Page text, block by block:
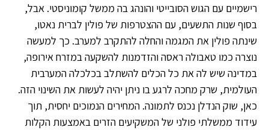
רישמיים עם הגוש הסובייטי והונהג בה ממשל קומוניסטי. אבל,
בסוף שנות התשעים, עם ההצטרפות של פולין לברית נאטו,
שינתה פולין את המגמה והחלה להתקרב למערב. כך למעשה
נוצרה כמו טאבולה ראסה והזדמנות להשקעה במזרח אירופה,
במדינה שיש לה את כל הכלים להשתלב בכלכלה המערבית
העולמית, שרק מחכה לרגע בו ניתן יהיה לעשות את השינוי הזה.
כאן, שוק הנדלן נכנס לתמונה. המחירים הנמוכים יחסית, תוך
עידוד ממשלתי פולני של המשקיעים הזרים באמצעות הקלות